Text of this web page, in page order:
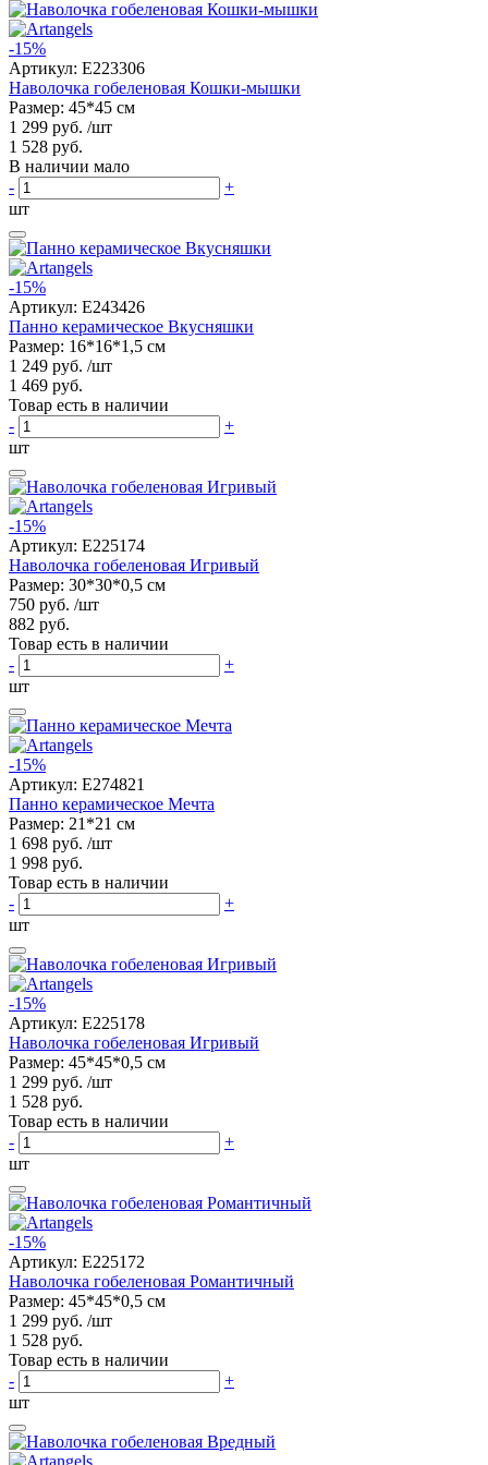
-15%
Артикул: E223306
Наволочка гобеленовая Кошки-мышки
Размер: 45*45 см
1 299 руб. /шт
1 528 руб.
В наличии мало
-
+
шт
-15%
Артикул: E243426
Панно керамическое Вкусняшки
Размер: 16*16*1,5 см
1 249 руб. /шт
1 469 руб.
Товар есть в наличии
-
+
шт
-15%
Артикул: E225174
Наволочка гобеленовая Игривый
Размер: 30*30*0,5 см
750 руб. /шт
882 руб.
Товар есть в наличии
-
+
шт
-15%
Артикул: E274821
Панно керамическое Мечта
Размер: 21*21 см
1 698 руб. /шт
1 998 руб.
Товар есть в наличии
-
+
шт
-15%
Артикул: E225178
Наволочка гобеленовая Игривый
Размер: 45*45*0,5 см
1 299 руб. /шт
1 528 руб.
Товар есть в наличии
-
+
шт
-15%
Артикул: E225172
Наволочка гобеленовая Романтичный
Размер: 45*45*0,5 см
1 299 руб. /шт
1 528 руб.
Товар есть в наличии
-
+
шт